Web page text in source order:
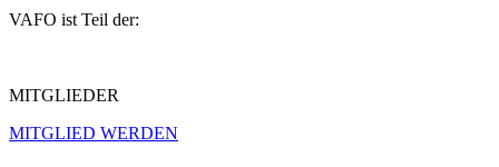
VAFO ist Teil der:
MITGLIEDER
MITGLIED WERDEN